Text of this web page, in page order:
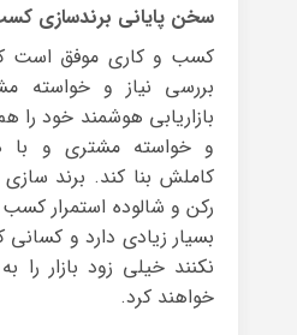
سخن پایانی برندسازی کسب
کسب و کاری موفق است
بررسی نیاز و خواسته
بازاریابی هوشمند خود را
و خواسته مشتری و
کاملش بنا کند. برند سازی
رکن و شالوده استمرار
بسیار زیادی دارد و
نکنند خیلی زود بازار را
خواهند کرد.